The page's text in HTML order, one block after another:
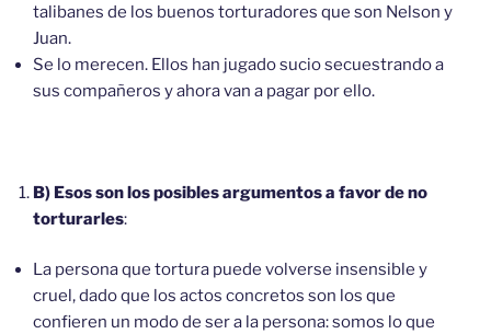
talibanes de los buenos torturadores que son Nelson y
Juan.
Se lo merecen. Ellos han jugado sucio secuestrando a
sus compañeros y ahora van a pagar por ello.
B) Esos son los posibles argumentos a favor de no
torturarles:
La persona que tortura puede volverse insensible y
cruel, dado que los actos concretos son los que
confieren un modo de ser a la persona: somos lo que